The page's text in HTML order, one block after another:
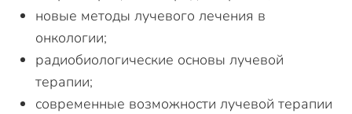
новые методы лучевого лечения в
онкологии;
радиобиологические основы лучевой
терапии;
современные возможности лучевой терапии